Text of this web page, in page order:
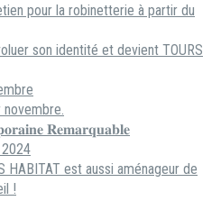
pour la robinetterie à partir du
son identité et devient TOURS
𝐑𝐞𝐦𝐚𝐫𝐪𝐮𝐚𝐛𝐥𝐞
HABITAT est aussi aménageur de
!